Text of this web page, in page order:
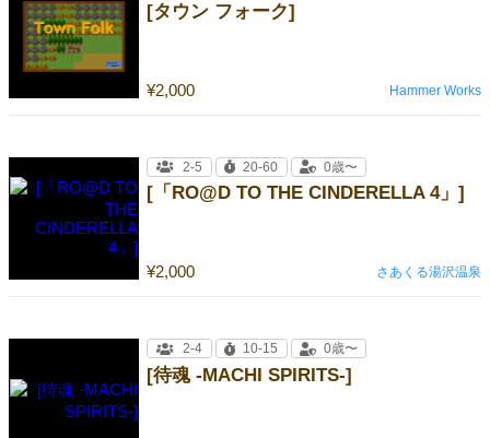
[タウン フォーク]
¥2,000 Hammer Works
[「RO@D TO THE CINDERELLA 4」]
¥2,000
2-5 20-60 0歳〜
さあくる湯沢温泉
[待魂 -MACHI SPIRITS-]
2-4 10-15 0歳〜